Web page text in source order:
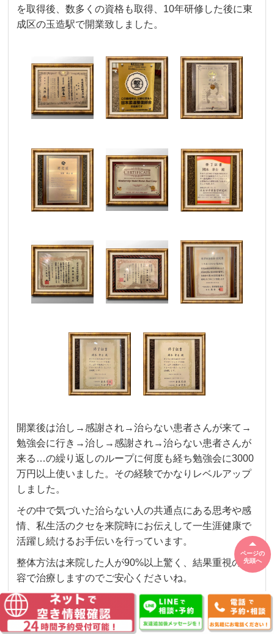
を取得後、数多くの資格も取得、10年研修した後に東
成区の玉造駅で開業致しました。
開業後は治し→感謝され→治らない患者さんが来て→
勉強会に行き→治し→感謝され→治らない患者さんが
来る…の繰り返しのループに何度も経ち勉強会に3000
万円以上使いました。その経験でかなりレベルアップ
しました。
その中で気づいた治らない人の共通点にある思考や感
情、私生活のクセを来院時にお伝えして一生涯健康で
活躍し続けるお手伝いを行っています。
整体方法は来院した人が90%以上驚く、結果重視の内
容で治療しますのでご安心くださいね。
→詳しい院長やスタッフの自己紹介はコチラ
ページの
先頭へ